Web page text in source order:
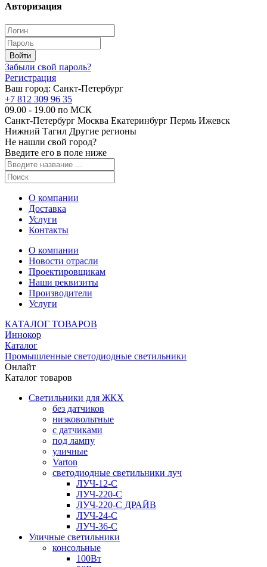
Авторизация
Забыли свой пароль?
Регистрация
Ваш город: Санкт-Петербург
+7 812 309 96 35
09.00 - 19.00 по МСК
Санкт-Петербург Москва Екатеринбург Пермь Ижевск
Нижний Тагил Другие регионы
Не нашли свой город?
Введите его в поле ниже
О компании
Доставка
Услуги
Контакты
О компании
Новости отрасли
Проектировщикам
Наши реквизиты
Производители
Услуги
КАТАЛОГ ТОВАРОВ
Иннокор
Каталог
Промышленные светодиодные светильники
Онлайт
Каталог товаров
Светильники для ЖКХ
без датчиков
низковольтные
с датчиками
под лампу
уличные
Varton
светодиодные светильники луч
ЛУЧ-12-С
ЛУЧ-220-С
ЛУЧ-220-С ДРАЙВ
ЛУЧ-24-С
ЛУЧ-36-С
Уличные светильники
консольные
100Вт